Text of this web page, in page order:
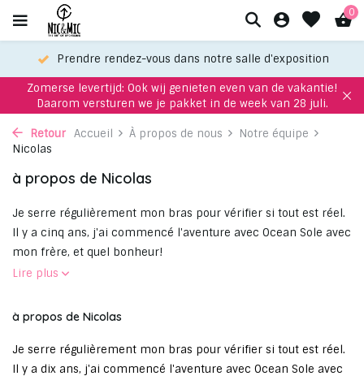
0
Prendre rendez-vous dans notre salle d'exposition
Zomerse levertijd: Ook wij genieten even van de vakantie!
Daarom versturen we je pakket in de week van 28 juli.
Retour Accueil À propos de nous
Notre équipe
Nicolas
à propos de Nicolas
Je serre régulièrement mon bras pour vérifier si tout est réel.
Il y a cinq ans, j'ai commencé l'aventure avec Ocean Sole avec
mon frère, et quel bonheur!
Lire plus
à propos de Nicolas
Je serre régulièrement mon bras pour vérifier si tout est réel.
Il y a dix ans, j'ai commencé l'aventure avec Ocean Sole avec